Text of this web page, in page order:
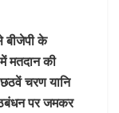
बीजेपी के
मतदान की
चरण यानि
पर जमकर